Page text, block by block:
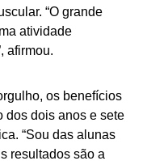
“O grande
atividade
afirmou.
os benefícios
dos dois anos e sete
“Sou das alunas
resultados são a